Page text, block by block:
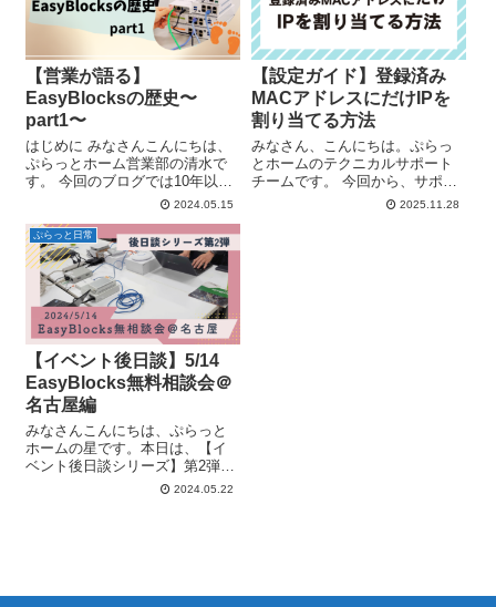
【営業が語る】
EasyBlocksの歴史〜
part1〜
はじめに みなさんこんにちは、
ぷらっとホーム営業部の清水で
す。 今回のブログでは10年以上
ご愛顧いただいている
た販売開始当時の背景を、営業
目線で振り返ってみたいと思い
ます。 EasyBlocksシリーズ...
2024.05.15
【設定ガイド】登録済み
MACアドレスにだけIPを
割り当てる方法
みなさん、こんにちは。ぷらっ
とホームのテクニカルサポート
チームです。 今回から、サポー
ト窓口に寄せられるご質問や実
2025.11.28
ぷらっと日常
【イベント後日談】5/14
EasyBlocks無料相談会＠
名古屋編
みなさんこんにちは、ぷらっと
ホームの星です。本日は、【イ
ベント後日談シリーズ】第2弾に
なります！ 2024年5月14日2024.05.22